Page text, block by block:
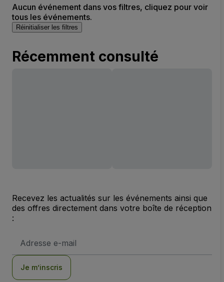
Aucun événement dans vos filtres, cliquez pour voir
tous les événements.
Réinitialiser les filtres
Récemment consulté
Recevez les actualités sur les événements ainsi que
des offres directement dans votre boîte de réception
:
e-
Je m’inscris